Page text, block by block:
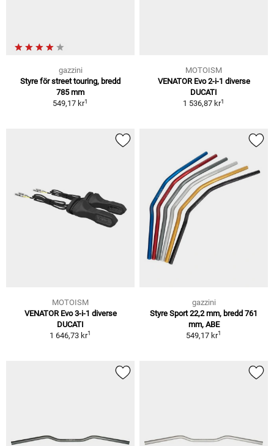
gazzini
Styre för street touring, bredd
785 mm
549,17 kr1
MOTOISM
VENATOR Evo 2-i-1 diverse
DUCATI
1 536,87 kr1
MOTOISM
VENATOR Evo 3-i-1 diverse
DUCATI
1 646,73 kr1
gazzini
Styre Sport 22,2 mm, bredd 761
mm, ABE
549,17 kr1